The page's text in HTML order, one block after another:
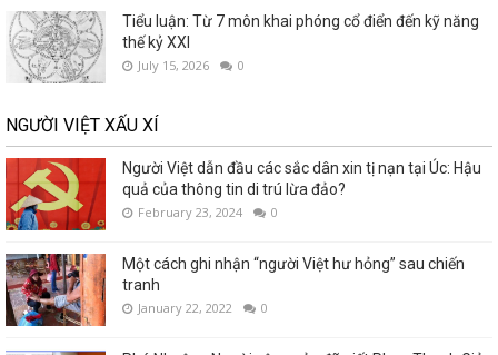
Tiểu luận: Từ 7 môn khai phóng cổ điển đến kỹ năng
thế kỷ XXI
July 15, 2026 0
NGƯỜI VIỆT XẤU XÍ
Người Việt dẫn đầu các sắc dân xin tị nạn tại Úc: Hậu
quả của thông tin di trú lừa đảo?
February 23, 2024 0
Một cách ghi nhận “người Việt hư hỏng” sau chiến
tranh
January 22, 2022 0